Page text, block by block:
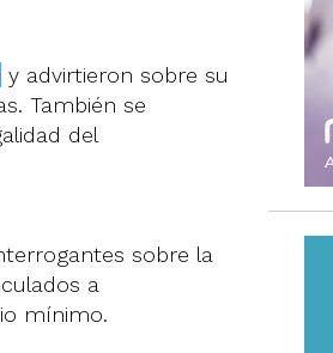
y advirtieron sobre su
También se
del
sobre la
a
mínimo.